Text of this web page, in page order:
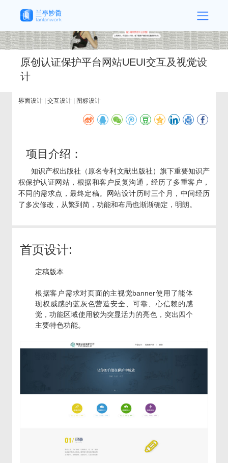
原创认证保护平台网站UEUI交互及视觉设
计
界面设计 | 交互设计 | 图标设计
项目介绍：
知识产权出版社（原名专利文献出版社）旗下重要知识产
权保护认证网站，根据和客户反复沟通，经历了多重客户，
不同的需求点，最终定稿。网站设计历时三个月，中间经历
了多次修改，从繁到简，功能和布局也渐渐确定，明朗。
首页设计:
定稿版本
根据客户需求对页面的主视觉banner使用了能体
现权威感的蓝灰色营造安全、可靠、心信赖的感
觉，功能区域使用较为突显活力的亮色，突出四个
主要特色功能。